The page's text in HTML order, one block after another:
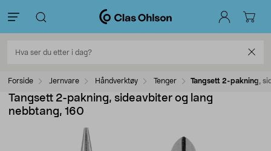
Forside Jernvare Håndverktøy Tenger Tangsett 2-pakning,
Tangsett 2-pakning, sideavbiter og lang
nebbtang, 160